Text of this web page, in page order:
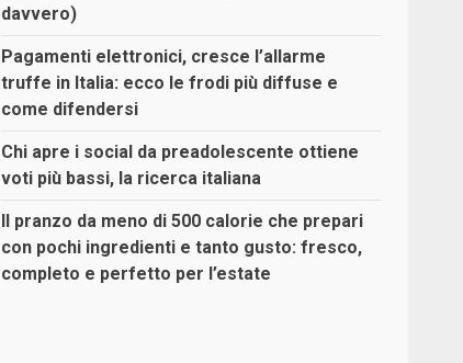
davvero)
Pagamenti elettronici, cresce l’allarme
truffe in Italia: ecco le frodi più diffuse e
come difendersi
Chi apre i social da preadolescente ottiene
voti più bassi, la ricerca italiana
Il pranzo da meno di 500 calorie che prepari
con pochi ingredienti e tanto gusto: fresco,
completo e perfetto per l’estate